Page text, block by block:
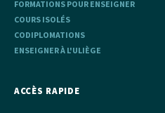
FORMATIONS POUR ENSEIGNER
COURS ISOLÉS
CODIPLOMATIONS
ENSEIGNER À L'ULIÈGE
ACCÈS RAPIDE